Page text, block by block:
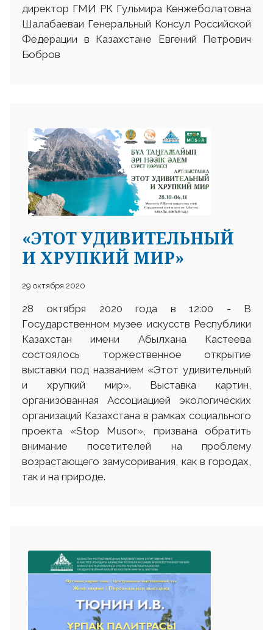
директор ГМИ РК Гульмира Кенжеболатовна
Шалабаеваи Генеральный Консул Российской
Федерации в Казахстане Евгений Петрович
Бобров
«ЭТОТ УДИВИТЕЛЬНЫЙ
И ХРУПКИЙ МИР»
29 октября 2020
28 октября 2020 года в 12:00 - В
Государственном музее искусств Республики
Казахстан имени Абылхана Кастеева
состоялось торжественное открытие
выставки под названием «Этот удивительный
и хрупкий мир». Выставка картин,
организованная Ассоциацией экологических
организаций Казахстана в рамках социального
проекта «Stop Musor», призвана обратить
внимание посетителей на проблему
возрастающего замусоривания, как в городах,
так и на природе.